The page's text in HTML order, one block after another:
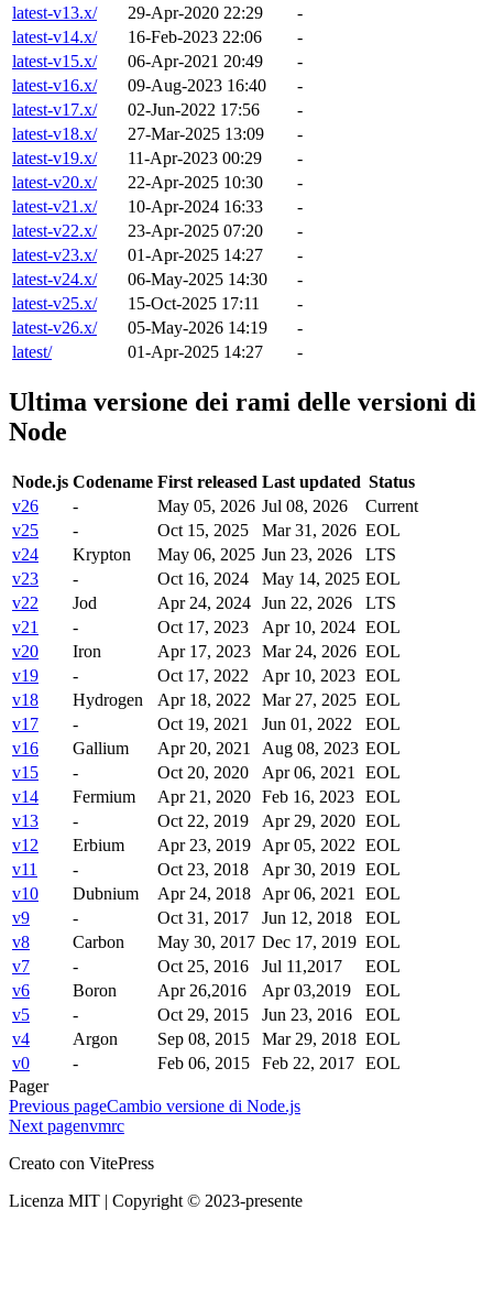
latest-v13.x/ 29-Apr-2020 22:29
-
latest-v14.x/
16-Feb-2023 22:06
-
latest-v15.x/
06-Apr-2021 20:49
-
latest-v16.x/
09-Aug-2023 16:40
-
latest-v17.x/
02-Jun-2022 17:56
-
latest-v18.x/
27-Mar-2025 13:09
-
latest-v19.x/
11-Apr-2023 00:29
-
latest-v20.x/
22-Apr-2025 10:30
-
latest-v21.x/
10-Apr-2024 16:33
-
latest-v22.x/
23-Apr-2025 07:20
-
latest-v23.x/
01-Apr-2025 14:27
-
latest-v24.x/
06-May-2025 14:30
-
latest-v25.x/
15-Oct-2025 17:11
-
latest-v26.x/
05-May-2026 14:19
-
latest/
01-Apr-2025 14:27 -
Ultima versione dei rami delle versioni di
Node
Node.js Codename First released Last updated Status
v26
- May 05, 2026 Jul 08, 2026
Current
v25
- Oct 15, 2025 Mar 31, 2026 EOL
v24
Krypton May 06, 2025 Jun 23, 2026
LTS
v23
- Oct 16, 2024 May 14, 2025 EOL
v22
Jod Apr 24, 2024 Jun 22, 2026
LTS
v21
- Oct 17, 2023 Apr 10, 2024 EOL
v20
Iron Apr 17, 2023 Mar 24, 2026 EOL
v19
- Oct 17, 2022 Apr 10, 2023 EOL
v18
Hydrogen Apr 18, 2022 Mar 27, 2025 EOL
v17
- Oct 19, 2021 Jun 01, 2022
EOL
v16
Gallium Apr 20, 2021 Aug 08, 2023 EOL
v15
- Oct 20, 2020 Apr 06, 2021
EOL
v14
Fermium Apr 21, 2020 Feb 16, 2023 EOL
v13
- Oct 22, 2019 Apr 29, 2020 EOL
v12
Erbium Apr 23, 2019 Apr 05, 2022 EOL
v11
- Oct 23, 2018 Apr 30, 2019 EOL
v10
Dubnium Apr 24, 2018 Apr 06, 2021
EOL
v9
- Oct 31, 2017 Jun 12, 2018
EOL
v8
Carbon May 30, 2017 Dec 17, 2019 EOL
v7
- Oct 25, 2016 Jul 11,2017
EOL
v6
Boron Apr 26,2016 Apr 03,2019
EOL
v5
- Oct 29, 2015 Jun 23, 2016
EOL
v4
Argon Sep 08, 2015 Mar 29, 2018 EOL
v0
- Feb 06, 2015 Feb 22, 2017 EOL
Pager
Previous pageCambio versione di Node.js
Next pagenvmrc
Creato con VitePress
Licenza MIT | Copyright © 2023-presente